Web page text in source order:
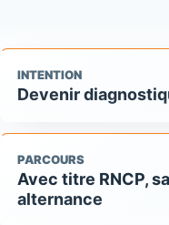
INTENTION
Devenir
PARCOURS
Avec titre RNCP,
alternance